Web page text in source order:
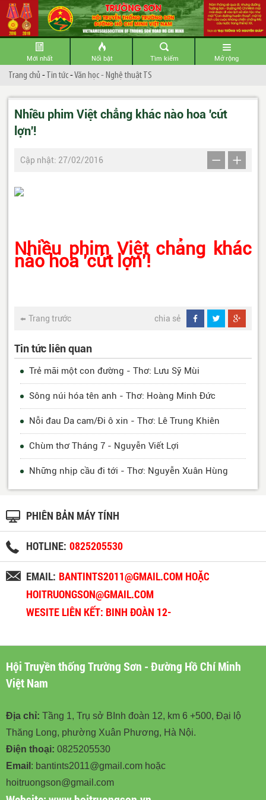
Mới nhất Nổi bật Tìm kiếm Mở rộng
Trang chủ -Tin tức-Văn học - Nghệ thuật TS
Nhiều phim Việt chẳng khác nào hoa 'cứt
lợn'!
Cập nhật: 27/02/2016
Nhiều phim Việt chẳng khác
nào hoa 'cứt lợn'!
Trang trước chia sẻ
Tin tức liên quan
Trẻ mãi một con đường - Thơ: Lưu Sỹ Mùi
Sông núi hóa tên anh - Thơ: Hoàng Minh Đức
Nỗi đau Da cam/Đi ô xin - Thơ: Lê Trung Khiên
Chùm thơ Tháng 7 - Nguyễn Viết Lợi
Những nhịp cầu đi tới - Thơ: Nguyễn Xuân Hùng
PHIÊN BẢN MÁY TÍNH
HOTLINE: 0825205530
EMAIL: BANTINTS2011@GMAIL.COM HOẶC
HOITRUONGSON@GMAIL.COM
WESITE LIÊN KẾT: BINH ĐOÀN 12-
Hội Truyền thống Trường Sơn - Đường Hồ Chí Minh
Việt Nam
Địa chỉ: Tầng 1, Trụ sở BInh đoàn 12, km 6 +500, Đại lộ
Thăng Long, phường Xuân Phương, Hà Nội.
Điện thoại: 0825205530
Email : bantints2011@gmail.com hoặc
hoitruongson@gmail.com